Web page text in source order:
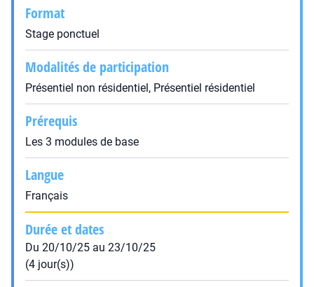
Format
Stage ponctuel
Modalités de participation
Présentiel non résidentiel, Présentiel résidentiel
Prérequis
Les 3 modules de base
Langue
Français
Durée et dates
Du 20/10/25 au 23/10/25
(4 jour(s))